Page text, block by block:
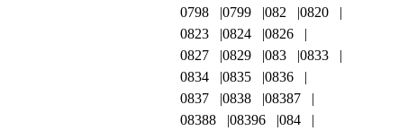
0798
0799 082
0820
0823
0824
0826
0827
0829 083
0833
0834
0835
0836
0837
0838
08387
08388
08396
084